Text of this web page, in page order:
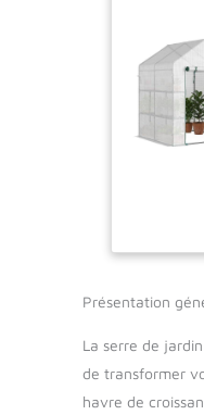
Présentation
La serre de
de transformer
havre de